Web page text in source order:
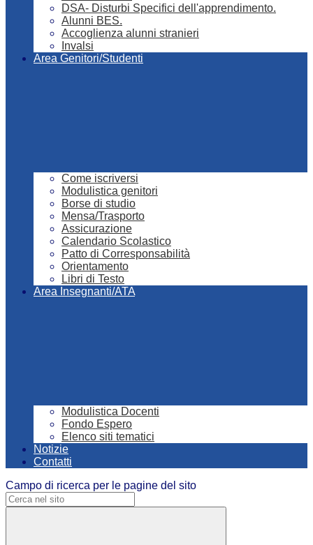
DSA- Disturbi Specifici dell'apprendimento.
Alunni BES.
Accoglienza alunni stranieri
Invalsi
Area Genitori/Studenti
Come iscriversi
Modulistica genitori
Borse di studio
Mensa/Trasporto
Assicurazione
Calendario Scolastico
Patto di Corresponsabilità
Orientamento
Libri di Testo
Area Insegnanti/ATA
Modulistica Docenti
Fondo Espero
Elenco siti tematici
Notizie
Contatti
Campo di ricerca per le pagine del sito